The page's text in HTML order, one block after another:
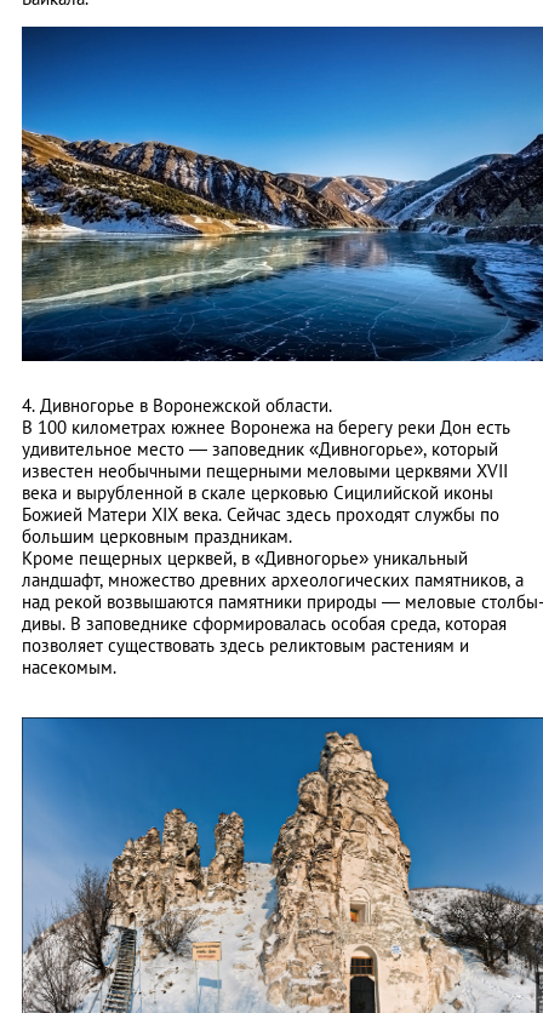
4. Дивногорье в Воронежской области.
В 100 километрах южнее Воронежа на берегу реки Дон есть
удивительное место — заповедник «Дивногорье», который
известен необычными пещерными меловыми церквями XVII
века и вырубленной в скале церковью Сицилийской иконы
Божией Матери XIX века. Сейчас здесь проходят службы по
большим церковным праздникам.
Кроме пещерных церквей, в «Дивногорье» уникальный
ландшафт, множество древних археологических памятников, а
над рекой возвышаются памятники природы — меловые столбы-
дивы. В заповеднике сформировалась особая среда, которая
позволяет существовать здесь реликтовым растениям и
насекомым.